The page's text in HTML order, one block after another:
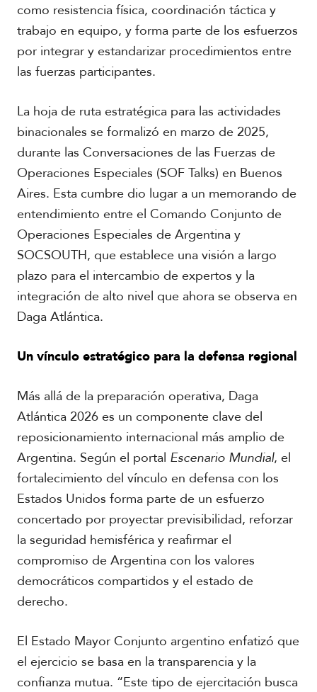
como resistencia física, coordinación táctica y
trabajo en equipo, y forma parte de los esfuerzos
por integrar y estandarizar procedimientos entre
las fuerzas participantes.
La hoja de ruta estratégica para las actividades
binacionales se formalizó en marzo de 2025,
durante las Conversaciones de las Fuerzas de
Operaciones Especiales (SOF Talks) en Buenos
Aires. Esta cumbre dio lugar a un memorando de
entendimiento entre el Comando Conjunto de
Operaciones Especiales de Argentina y
SOCSOUTH, que establece una visión a largo
plazo para el intercambio de expertos y la
integración de alto nivel que ahora se observa en
Daga Atlántica.
Un vínculo estratégico para la defensa regional
Más allá de la preparación operativa, Daga
Atlántica 2026 es un componente clave del
reposicionamiento internacional más amplio de
Argentina. Según el portal Escenario Mundial, el
fortalecimiento del vínculo en defensa con los
Estados Unidos forma parte de un esfuerzo
concertado por proyectar previsibilidad, reforzar
la seguridad hemisférica y reafirmar el
compromiso de Argentina con los valores
democráticos compartidos y el estado de
derecho.
El Estado Mayor Conjunto argentino enfatizó que
el ejercicio se basa en la transparencia y la
confianza mutua. “Este tipo de ejercitación busca